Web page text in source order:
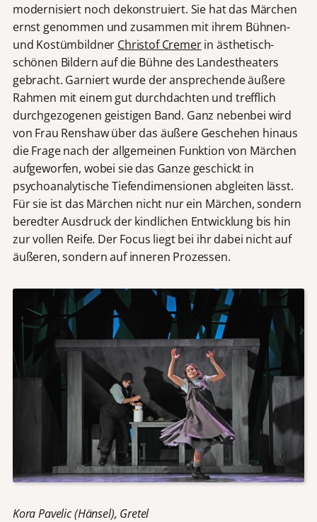
modernisiert noch dekonstruiert. Sie hat das Märchen
ernst genommen und zusammen mit ihrem Bühnen-
und Kostümbildner Christof Cremerin ästhetisch-
schönen Bildern auf die Bühne des Landestheaters
gebracht. Garniert wurde der ansprechende äußere
Rahmen mit einem gut durchdachten und trefflich
durchgezogenen geistigen Band. Ganz nebenbei wird
von Frau Renshaw über das äußere Geschehen hinaus
die Frage nach der allgemeinen Funktion von Märchen
aufgeworfen, wobei sie das Ganze geschickt in
psychoanalytische Tiefendimensionen abgleiten lässt.
Für sie ist das Märchen nicht nur ein Märchen, sondern
beredter Ausdruck der kindlichen Entwicklung bis hin
zur vollen Reife. Der Focus liegt bei ihr dabei nicht auf
äußeren, sondern auf inneren Prozessen.
Kora Pavelic (Hänsel), Gretel